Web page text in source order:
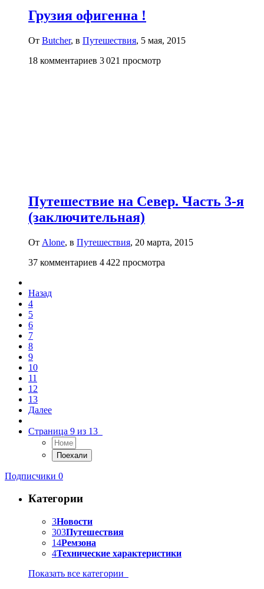
Грузия офигенна !
От Butcher, в Путешествия, 5 мая, 2015
18 комментариев 3 021 просмотр
Путешествие на Север. Часть 3-я
(заключительная)
От Alone, в Путешествия, 20 марта, 2015
37 комментариев 4 422 просмотра
Назад
4
5
6
7
8
9
10
11
12
13
Далее
Страница 9 из 13
Подписчики 0
Категории
3Новости
303Путешествия
14Ремзона
4Технические характеристики
Показать все категории